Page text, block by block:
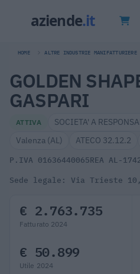
HOME ALTRE INDUSTRIE MANIFATTURIERE
GOLDEN
GASPARI
ATTIVA
SOCIETA' A
Valenza (AL)
ATECO 32.12.2
P.IVA 01636440065REA AL-
Sede legale: Via Trieste 10,
€ 2.763.735
Fatturato 2024
€ 50.899
Utile 2024